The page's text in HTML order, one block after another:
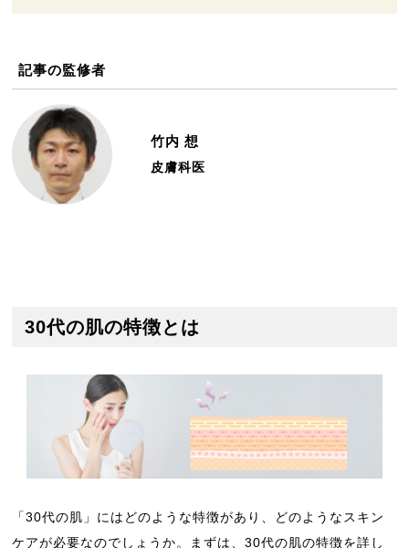
記事の監修者
竹内 想
皮膚科医
30代の肌の特徴とは
「30代の肌」にはどのような特徴があり、どのようなスキン
ケアが必要なのでしょうか。まずは、30代の肌の特徴を詳し